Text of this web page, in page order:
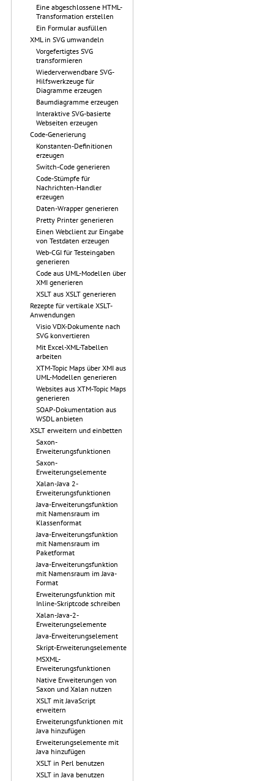
Eine abgeschlossene HTML-
Transformation erstellen
Ein Formular ausfüllen
XML in SVG umwandeln
Vorgefertigtes SVG
transformieren
Wiederverwendbare SVG-
Hilfswerkzeuge für
Diagramme erzeugen
Baumdiagramme erzeugen
Interaktive SVG-basierte
Webseiten erzeugen
Code-Generierung
Konstanten-Definitionen
erzeugen
Switch-Code generieren
Code-Stümpfe für
Nachrichten-Handler
erzeugen
Daten-Wrapper generieren
Pretty Printer generieren
Einen Webclient zur Eingabe
von Testdaten erzeugen
Web-CGI für Testeingaben
generieren
Code aus UML-Modellen über
XMI generieren
XSLT aus XSLT generieren
Rezepte für vertikale XSLT-
Anwendungen
Visio VDX-Dokumente nach
SVG konvertieren
Mit Excel-XML-Tabellen
arbeiten
XTM-Topic Maps über XMI aus
UML-Modellen generieren
Websites aus XTM-Topic Maps
generieren
SOAP-Dokumentation aus
WSDL anbieten
XSLT erweitern und einbetten
Saxon-
Erweiterungsfunktionen
Saxon-
Erweiterungselemente
Xalan-Java 2-
Erweiterungsfunktionen
Java-Erweiterungsfunktion
mit Namensraum im
Klassenformat
Java-Erweiterungsfunktion
mit Namensraum im
Paketformat
Java-Erweiterungsfunktion
mit Namensraum im Java-
Format
Erweiterungsfunktion mit
Inline-Skriptcode schreiben
Xalan-Java-2-
Erweiterungselemente
Java-Erweiterungselement
Skript-Erweiterungselemente
MSXML-
Erweiterungsfunktionen
Native Erweiterungen von
Saxon und Xalan nutzen
XSLT mit JavaScript
erweitern
Erweiterungsfunktionen mit
Java hinzufügen
Erweiterungselemente mit
Java hinzufügen
XSLT in Perl benutzen
XSLT in Java benutzen